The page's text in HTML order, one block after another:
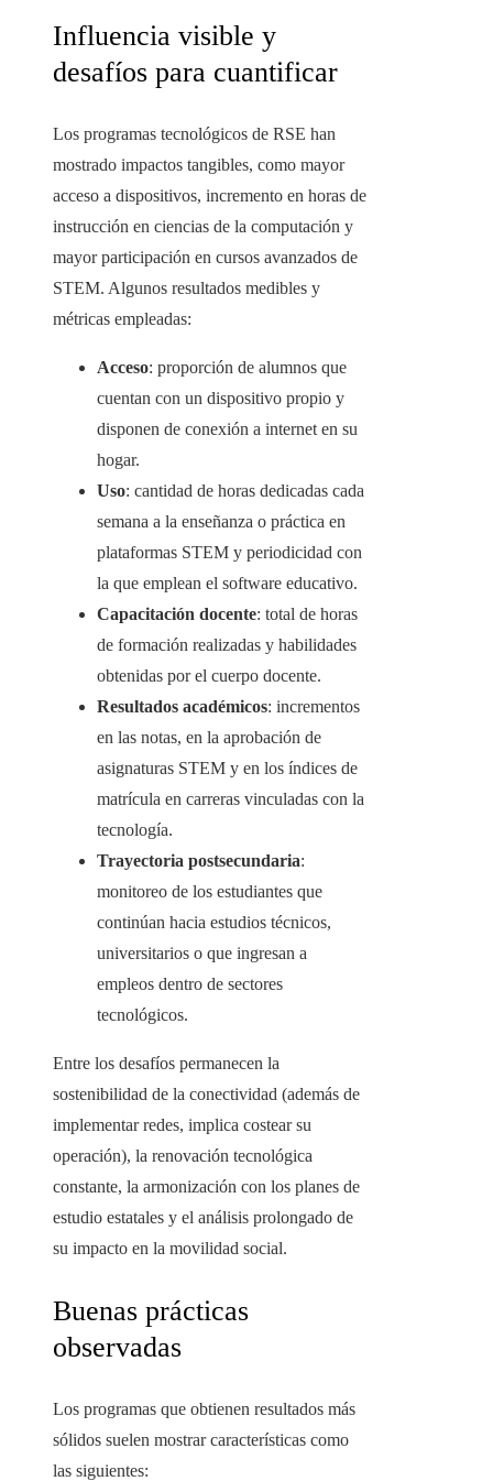
Influencia visible y
desafíos para cuantificar
Los programas tecnológicos de RSE han
mostrado impactos tangibles, como mayor
acceso a dispositivos, incremento en horas de
instrucción en ciencias de la computación y
mayor participación en cursos avanzados de
STEM. Algunos resultados medibles y
métricas empleadas:
Acceso: proporción de alumnos que
cuentan con un dispositivo propio y
disponen de conexión a internet en su
hogar.
Uso: cantidad de horas dedicadas cada
semana a la enseñanza o práctica en
plataformas STEM y periodicidad con
la que emplean el software educativo.
Capacitación docente: total de horas
de formación realizadas y habilidades
obtenidas por el cuerpo docente.
Resultados académicos: incrementos
en las notas, en la aprobación de
asignaturas STEM y en los índices de
matrícula en carreras vinculadas con la
tecnología.
Trayectoria postsecundaria:
monitoreo de los estudiantes que
continúan hacia estudios técnicos,
universitarios o que ingresan a
empleos dentro de sectores
tecnológicos.
Entre los desafíos permanecen la
sostenibilidad de la conectividad (además de
implementar redes, implica costear su
operación), la renovación tecnológica
constante, la armonización con los planes de
estudio estatales y el análisis prolongado de
su impacto en la movilidad social.
Buenas prácticas
observadas
Los programas que obtienen resultados más
sólidos suelen mostrar características como
las siguientes: